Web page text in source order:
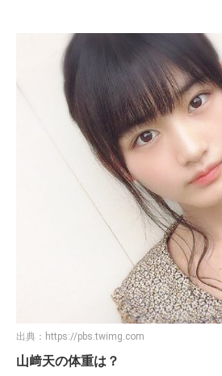
出典： https://pbs.twimg.com
山﨑天の体重は？